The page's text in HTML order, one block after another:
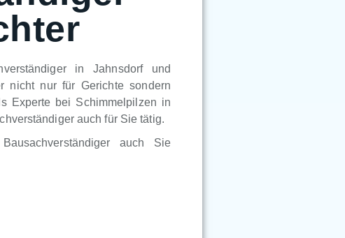
in Jahnsdorf und
nicht nur für Gerichte sondern
Experte bei Schimmelpilzen in
auch für Sie tätig.
auch Sie